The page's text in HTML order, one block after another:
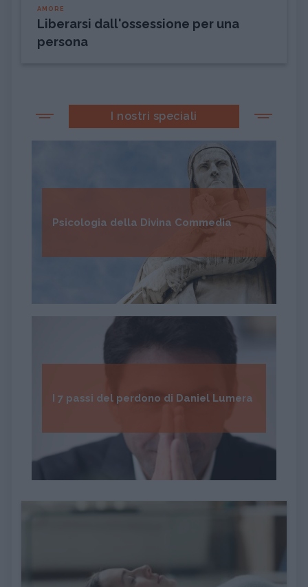
AMORE
Liberarsi dall'ossessione per una
persona
I nostri speciali
Psicologia della Divina Commedia
I 7 passi del perdono di Daniel Lumera